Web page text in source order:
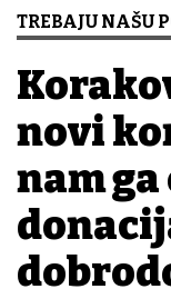
TREBAJU NAŠU
novi
nam